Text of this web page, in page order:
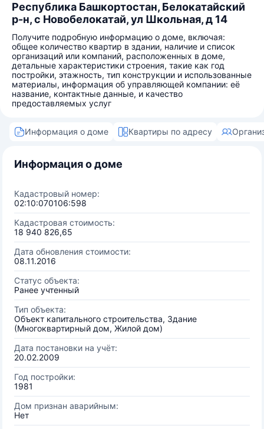
Республика Башкортостан, Белокатайский
р-н, с Новобелокатай, ул Школьная, д 14
Получите подробную информацию о доме, включая:
общее количество квартир в здании, наличие и список
организаций или компаний, расположенных в доме,
детальные характеристики строения, такие как год
постройки, этажность, тип конструкции и использованные
материалы, информация об управляющей компании: её
название, контактные данные, и качество
предоставляемых услуг
Информация о доме Квартиры по адресу
Информация о доме
Кадастровый номер:
02:10:070106:598
Кадастровая стоимость:
18 940 826,65
Дата обновления стоимости:
08.11.2016
Статус объекта:
Ранее учтенный
Тип объекта:
Объект капитального строительства, Здание
(Многоквартирный дом, Жилой дом)
Дата постановки на учёт:
20.02.2009
Год постройки:
1981
Дом признан аварийным:
Нет